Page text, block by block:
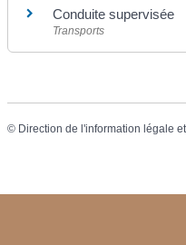
Conduite supervisée
Transports
© Direction de l'information légale